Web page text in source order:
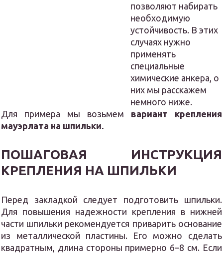
позволяют набирать
необходимую
устойчивость. В этих
случаях нужно
применять
специальные
химические анкера, о
них мы расскажем
немного ниже.
Для примера мы возьмем вариант крепления
мауэрлата на шпильки.
ПОШАГОВАЯ ИНСТРУКЦИЯ
КРЕПЛЕНИЯ НА ШПИЛЬКИ
Перед закладкой следует подготовить шпильки.
Для повышения надежности крепления в нижней
части шпильки рекомендуется приварить основание
из металлической пластины. Его можно сделать
квадратным, длина стороны примерно 6–8 см. Если